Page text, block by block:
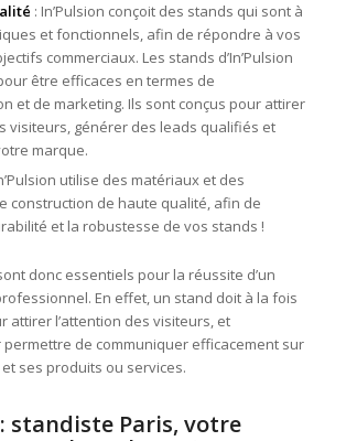
: In’Pulsion conçoit des stands qui sont à
et fonctionnels, afin de répondre à vos
commerciaux. Les stands d’In’Pulsion
être efficaces en termes de
et de marketing. Ils sont conçus pour attirer
visiteurs, générer des leads qualifiés et
marque.
utilise des matériaux et des
construction de haute qualité, afin de
et la robustesse de vos stands !
donc essentiels pour la réussite d’un
En effet, un stand doit à la fois
attirer l’attention des visiteurs, et
de communiquer efficacement sur
ses produits ou services.
: standiste Paris, votre